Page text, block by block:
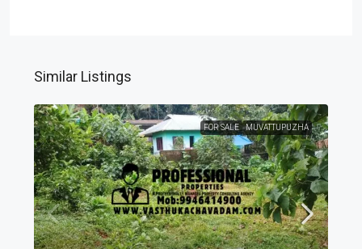
Similar Listings
FOR SALE MUVATTUPUZHA